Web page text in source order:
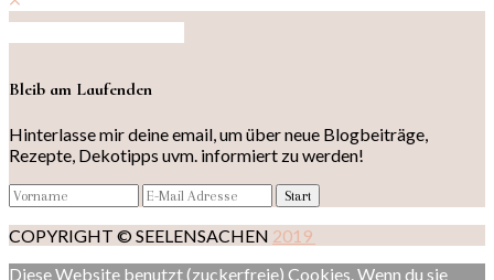
Bleib am Laufenden
Hinterlasse mir deine email, um über neue Blogbeiträge,
Rezepte, Dekotipps uvm. informiert zu werden!
COPYRIGHT © SEELENSACHEN 2019
Diese Website benutzt (zuckerfreie) Cookies. Wenn du sie